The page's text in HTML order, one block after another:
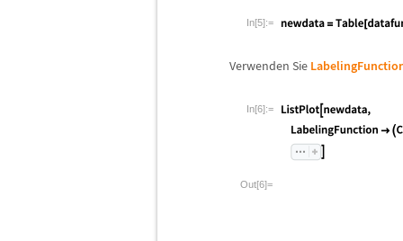
In[5]:=
Verwenden Sie
In[6]:=
Out[6]=